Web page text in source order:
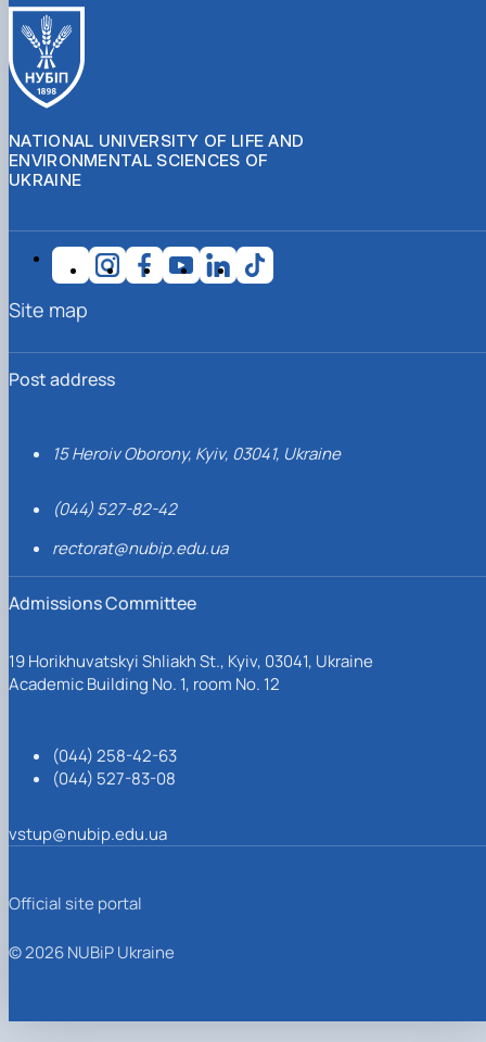
NATIONAL UNIVERSITY OF LIFE AND
ENVIRONMENTAL SCIENCES OF
UKRAINE
Post address
15 Heroiv Oborony, Kyiv, 03041, Ukraine
(044) 527-82-42
rectorat@nubip.edu.ua
Admissions Committee
19 Horikhuvatskyi Shliakh St., Kyiv, 03041, Ukraine
Academic Building No. 1, room No. 12
(044) 258-42-63
(044) 527-83-08
vstup@nubip.edu.ua
Site map
Official site portal
© 2026 NUBiP Ukraine